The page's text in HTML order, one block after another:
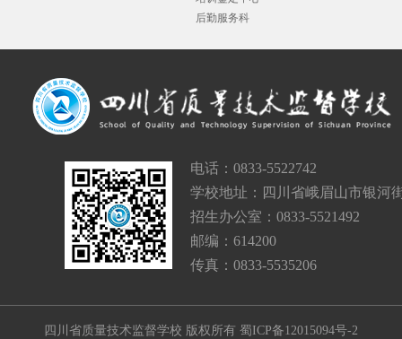
后勤服务科
电话：0833-5522742
学校地址：四川省峨眉山市银河
招生办公室：0833-5521492
邮编：614200
传真：0833-5535206
四川省质量技术监督学校 版权所有 蜀ICP备12015094号-2